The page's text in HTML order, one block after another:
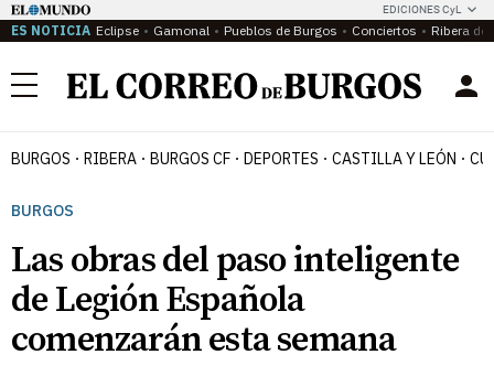
EDICIONES CyL
ES NOTICIA Eclipse Gamonal Pueblos de Burgos Conciertos Ribera del
Menú
BURGOS RIBERA BURGOS CF DEPORTES CASTILLA Y LEÓN
BURGOS
Las obras del paso inteligente
de Legión Española
comenzarán esta semana